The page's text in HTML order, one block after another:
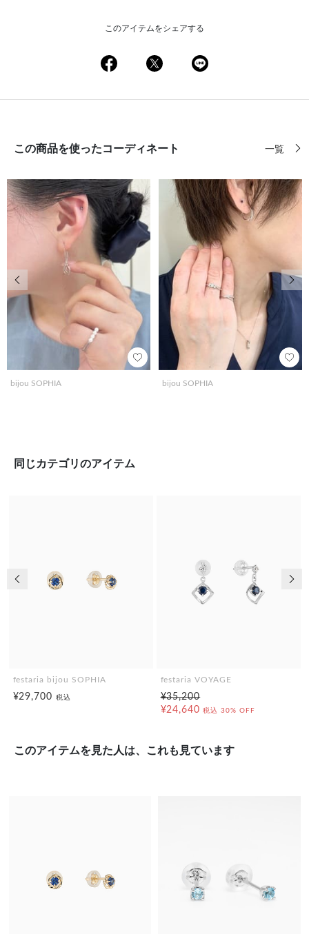
このアイテムをシェアする
この商品を使ったコーディネート 一覧
bijou SOPHIA bijou SOPHIA
前の画像 次の
同じカテゴリのアイテム
festaria bijou SOPHIA
¥29,700税込
festaria VOYAGE
¥35,200
¥24,640 税込 30% OFF
前の画像
このアイテムを見た人は、これも見ています